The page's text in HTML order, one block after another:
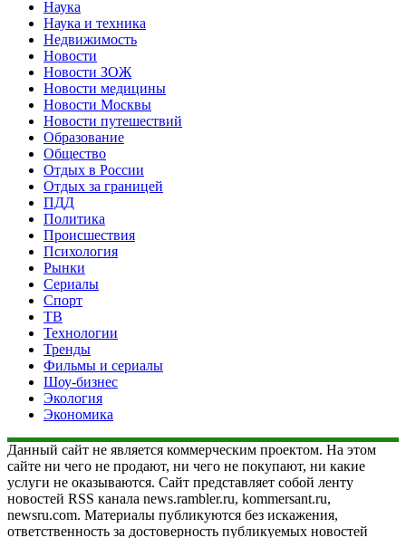
Наука
Наука и техника
Недвижимость
Новости
Новости ЗОЖ
Новости медицины
Новости Москвы
Новости путешествий
Образование
Общество
Отдых в России
Отдых за границей
ПДД
Политика
Происшествия
Психология
Рынки
Сериалы
Спорт
ТВ
Технологии
Тренды
Фильмы и сериалы
Шоу-бизнес
Экология
Экономика
Данный сайт не является коммерческим проектом. На этом
сайте ни чего не продают, ни чего не покупают, ни какие
услуги не оказываются. Сайт представляет собой ленту
новостей RSS канала news.rambler.ru, kommersant.ru,
newsru.com. Материалы публикуются без искажения,
ответственность за достоверность публикуемых новостей